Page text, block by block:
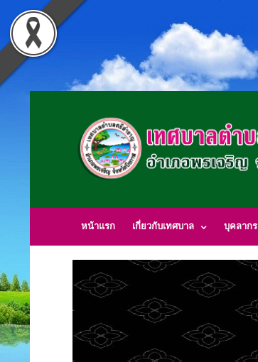
หน้าแรก เกี่ยวกับเทศบาล บุคลากร